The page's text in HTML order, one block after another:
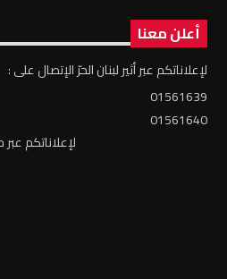
أعلن معنا
لإعلاناتكم عبر أثير لبنان الحرّ الإتصال على :
01561639
01561640
لإعلاناتكم عبر